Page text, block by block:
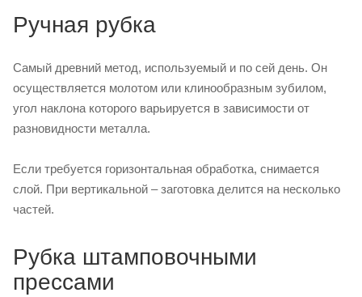
Ручная рубка
Самый древний метод, используемый и по сей день. Он
осуществляется молотом или клинообразным зубилом,
угол наклона которого варьируется в зависимости от
разновидности металла.
Если требуется горизонтальная обработка, снимается
слой. При вертикальной – заготовка делится на несколько
частей.
Рубка штамповочными
прессами